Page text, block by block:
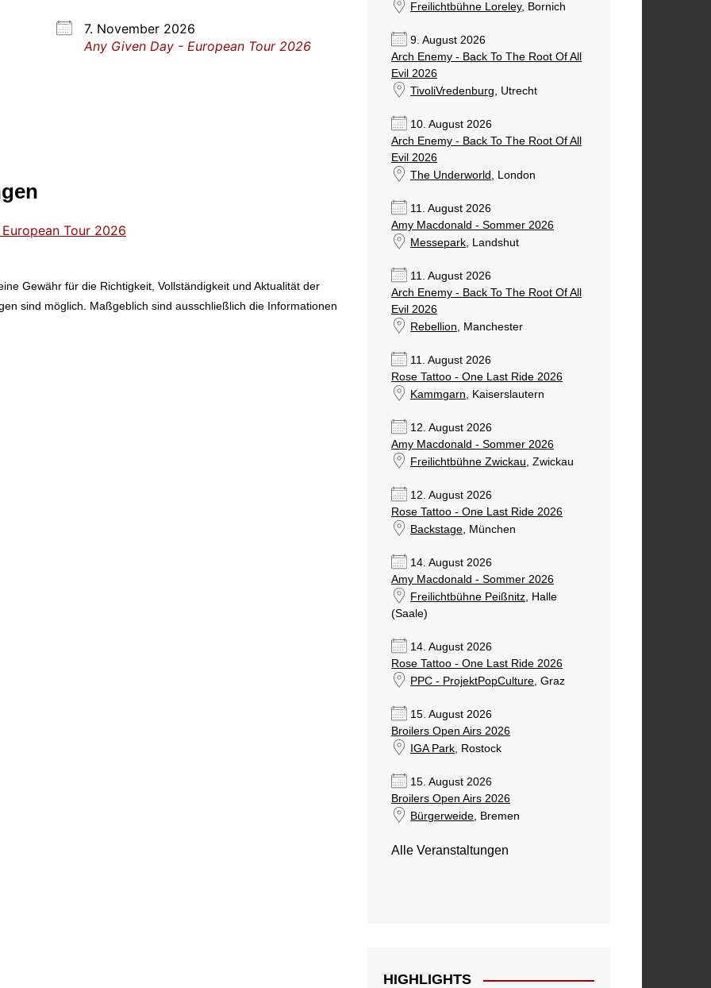
7. November 2026
Any Given Day - European Tour 2026
Tour 2026
Gewähr für die Richtigkeit, Vollständigkeit und Aktualität der
sind möglich. Maßgeblich sind ausschließlich die Informationen
Freilichtbühne Loreley, Bornich
9. August 2026
Arch Enemy - Back To The Root Of All
Evil 2026
TivoliVredenburg, Utrecht
10. August 2026
Arch Enemy - Back To The Root Of All
Evil 2026
The Underworld , London
11. August 2026
Amy Macdonald - Sommer 2026
Messepark, Landshut
11. August 2026
Arch Enemy - Back To The Root Of All
Evil 2026
Rebellion, Manchester
11. August 2026
Rose Tattoo - One Last Ride 2026
Kammgarn, Kaiserslautern
12. August 2026
Amy Macdonald - Sommer 2026
Freilichtbühne Zwickau, Zwickau
12. August 2026
Rose Tattoo - One Last Ride 2026
Backstage, München
14. August 2026
Amy Macdonald - Sommer 2026
Freilichtbühne Peißnitz, Halle
(Saale)
14. August 2026
Rose Tattoo - One Last Ride 2026
PPC - ProjektPopCulture, Graz
15. August 2026
Broilers Open Airs 2026
IGA Park, Rostock
15. August 2026
Broilers Open Airs 2026
Bürgerweide, Bremen
Alle Veranstaltungen
HIGHLIGHTS